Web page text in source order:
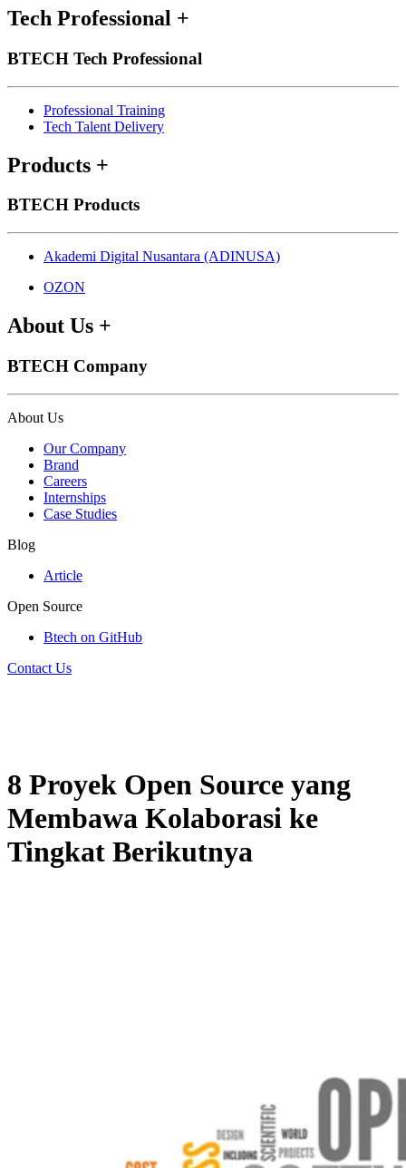
Tech Professional +
BTECH Tech Professional
Professional Training
Tech Talent Delivery
Products +
BTECH Products
Akademi Digital Nusantara (ADINUSA)
OZON
About Us +
BTECH Company
About Us
Our Company
Brand
Careers
Internships
Case Studies
Blog
Article
Open Source
Btech on GitHub
Contact Us
8 Proyek Open Source yang
Membawa Kolaborasi ke
Tingkat Berikutnya